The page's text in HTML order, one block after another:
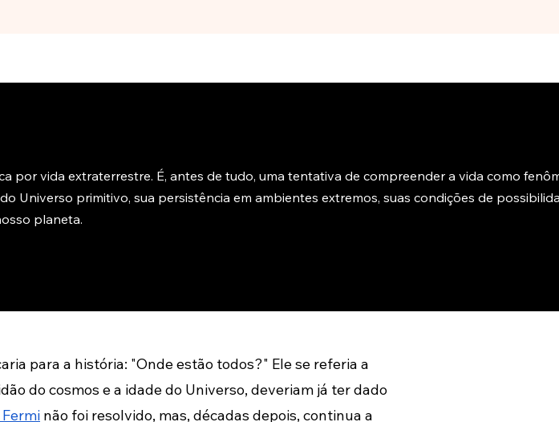
por vida extraterrestre. É, antes de tudo, uma tentativa de compreender a vida como
Universo primitivo, sua persistência em ambientes extremos, suas condições de
planeta.
para a história: "Onde estão todos?" Ele se referia a
do cosmos e a idade do Universo, deveriam já ter dado
não foi resolvido, mas, décadas depois, continua a